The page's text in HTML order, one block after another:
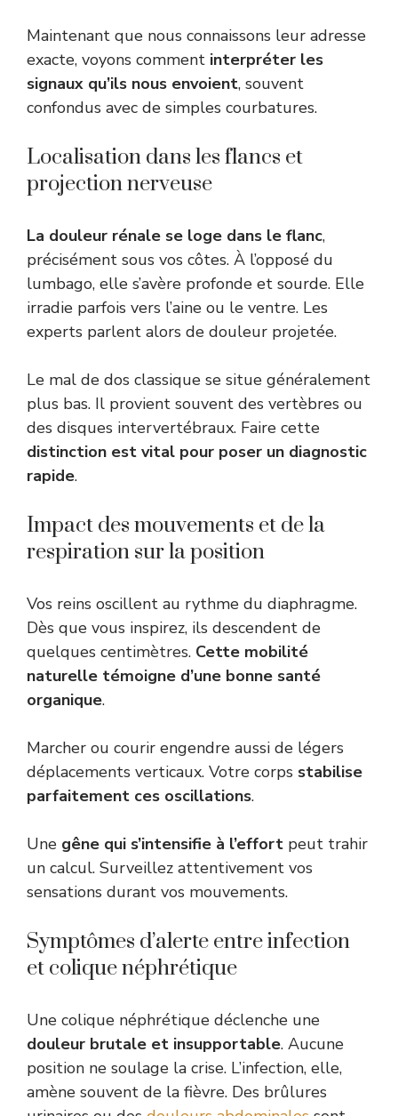
Maintenant que nous connaissons leur adresse
exacte, voyons comment interpréter les
signaux qu’ils nous envoient, souvent
confondus avec de simples courbatures.
Localisation dans les flancs et
projection nerveuse
La douleur rénale se loge dans le flanc,
précisément sous vos côtes. À l’opposé du
lumbago, elle s’avère profonde et sourde. Elle
irradie parfois vers l’aine ou le ventre. Les
experts parlent alors de douleur projetée.
Le mal de dos classique se situe généralement
plus bas. Il provient souvent des vertèbres ou
des disques intervertébraux. Faire cette
distinction est vital pour poser un diagnostic
rapide.
Impact des mouvements et de la
respiration sur la position
Vos reins oscillent au rythme du diaphragme.
Dès que vous inspirez, ils descendent de
quelques centimètres. Cette mobilité
naturelle témoigne d’une bonne santé
organique.
Marcher ou courir engendre aussi de légers
déplacements verticaux. Votre corps stabilise
parfaitement ces oscillations.
Une gêne qui s’intensifie à l’effort peut trahir
un calcul. Surveillez attentivement vos
sensations durant vos mouvements.
Symptômes d’alerte entre infection
et colique néphrétique
Une colique néphrétique déclenche une
douleur brutale et insupportable. Aucune
position ne soulage la crise. L’infection, elle,
amène souvent de la fièvre. Des brûlures